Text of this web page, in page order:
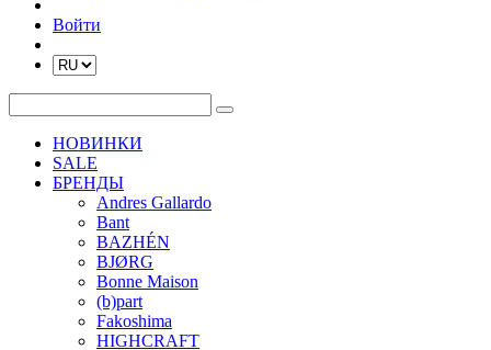
Войти
НОВИНКИ
SALE
БРЕНДЫ
Andres Gallardo
Bant
BAZHÉN
BJØRG
Bonne Maison
(b)part
Fakoshima
HIGHCRAFT